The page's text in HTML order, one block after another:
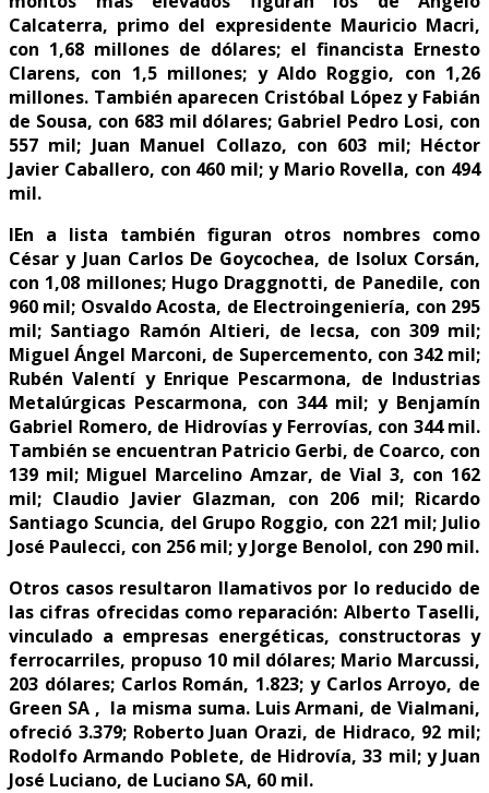
Calcaterra, primo del expresidente Mauricio Macri,
con 1,68 millones de dólares; el financista Ernesto
Clarens, con 1,5 millones; y Aldo Roggio, con 1,26
millones. También aparecen Cristóbal López y Fabián
de Sousa, con 683 mil dólares; Gabriel Pedro Losi, con
557 mil; Juan Manuel Collazo, con 603 mil; Héctor
Javier Caballero, con 460 mil; y Mario Rovella, con 494
mil.
lEn a lista también figuran otros nombres como
César y Juan Carlos De Goycochea, de Isolux Corsán,
con 1,08 millones; Hugo Draggnotti, de Panedile, con
960 mil; Osvaldo Acosta, de Electroingeniería, con 295
mil; Santiago Ramón Altieri, de Iecsa, con 309 mil;
Miguel Ángel Marconi, de Supercemento, con 342 mil;
Rubén Valentí y Enrique Pescarmona, de Industrias
Metalúrgicas Pescarmona, con 344 mil; y Benjamín
Gabriel Romero, de Hidrovías y Ferrovías, con 344 mil.
También se encuentran Patricio Gerbi, de Coarco, con
139 mil; Miguel Marcelino Amzar, de Vial 3, con 162
mil; Claudio Javier Glazman, con 206 mil; Ricardo
Santiago Scuncia, del Grupo Roggio, con 221 mil; Julio
José Paulecci, con 256 mil; y Jorge Benolol, con 290 mil.
Otros casos resultaron llamativos por lo reducido de
las cifras ofrecidas como reparación: Alberto Taselli,
vinculado a empresas energéticas, constructoras y
ferrocarriles, propuso 10 mil dólares; Mario Marcussi,
203 dólares; Carlos Román, 1.823; y Carlos Arroyo, de
Green SA , la misma suma. Luis Armani, de Vialmani,
ofreció 3.379; Roberto Juan Orazi, de Hidraco, 92 mil;
Rodolfo Armando Poblete, de Hidrovía, 33 mil; y Juan
José Luciano, de Luciano SA, 60 mil.